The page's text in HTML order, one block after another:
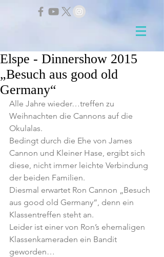
Elspe - Dinnershow 2015
„Besuch aus good old
Germany“
Alle Jahre wieder…treffen zu
Weihnachten die Cannons auf die
Okulalas.
Bedingt durch die Ehe von James
Cannon und Kleiner Hase, ergibt sich
diese, nicht immer leichte Verbindung
der beiden Familien.
Diesmal erwartet Ron Cannon „Besuch
aus good old Germany“, denn ein
Klassentreffen steht an.
Leider ist einer von Ron’s ehemaligen
Klassenkameraden ein Bandit
geworden…